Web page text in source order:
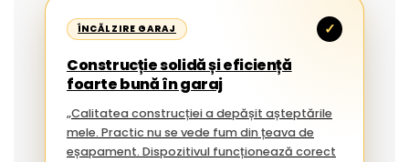
ÎNCĂLZIRE GARAJ ✓
Construcție solidă și eficiență
foarte bună în garaj
„Calitatea construcției a depășit așteptările
mele. Practic nu se vede fum din țeava de
eșapament. Dispozitivul funcționează corect